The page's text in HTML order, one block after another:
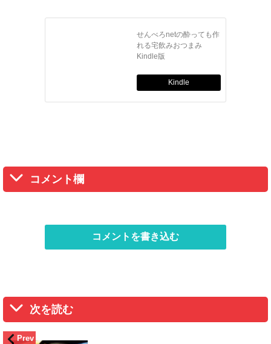
せんべろnetの酔っても作
れる宅飲みおつまみ
Kindle版
Kindle
コメント欄
コメントを書き込む
次を読む
Prev